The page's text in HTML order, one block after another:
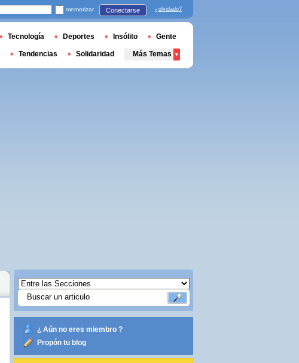
¿ Aún no eres miembro ?
Propón tu blog
memorizar Conectarse ¿olvidado?
Tecnología Deportes Insólito Gente
Tendencias Solidaridad Más Temas